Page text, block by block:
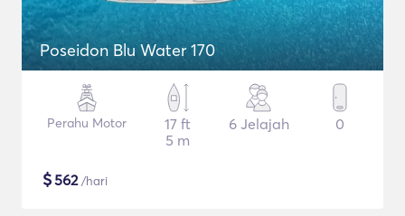
Poseidon Blu Water 170
Perahu Motor
17 ft
5 m
6 Jelajah 0
$562/hari